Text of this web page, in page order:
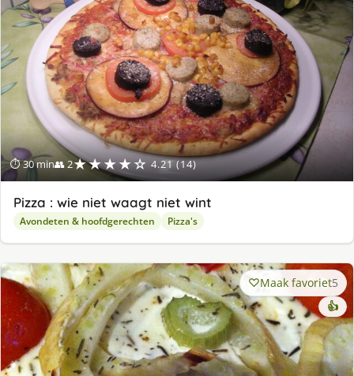
⏱ 30 min👥 2★★★★☆ 4.21 (14)
Pizza : wie niet waagt niet wint
Avondeten & hoofdgerechten Pizza's
Maak favoriet5
👍